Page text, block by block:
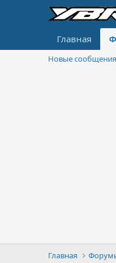
Главная
Новые сообщения
Главная